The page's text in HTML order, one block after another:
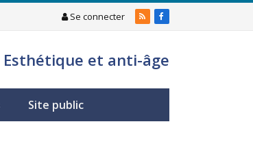
Se connecter RSSFacebook
Esthétique et anti-âge
Site public